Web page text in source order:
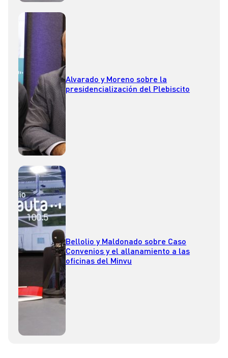
Alvarado y Moreno sobre la
presidencialización del Plebiscito
Bellolio y Maldonado sobre Caso
Convenios y el allanamiento a las
oficinas del Minvu